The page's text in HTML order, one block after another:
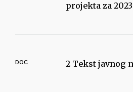
projekta za 2023
DOC 2 Tekst javnog